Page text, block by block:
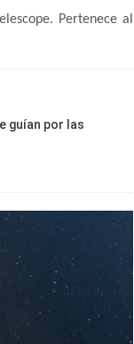
Pertenece al
guían por las